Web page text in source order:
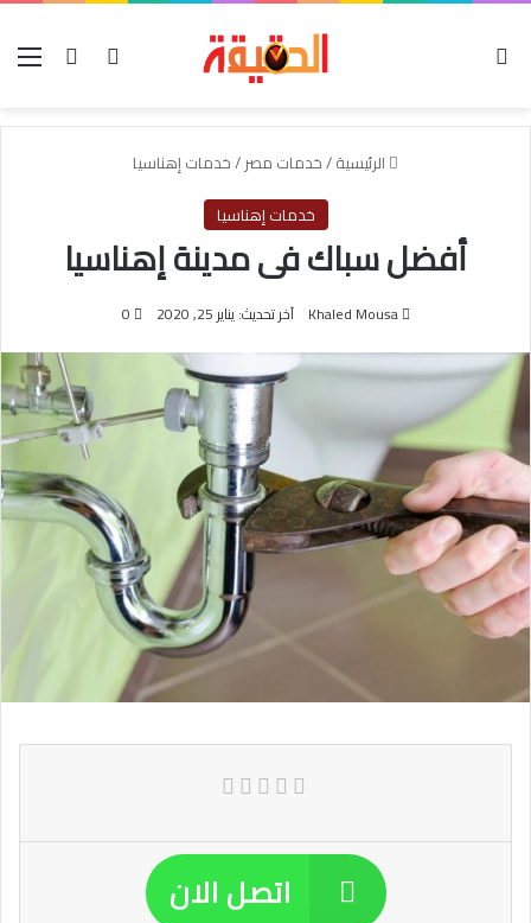
بحث عنتسجيل
الرئيسية/خدمات مصر/خدمات إهناسيا
خدمات إهناسيا
أفضل سباك فى مدينة إهناسيا
Khaled Mousa آخر تحديث: يناير 25, 2020 0
اتصل الان